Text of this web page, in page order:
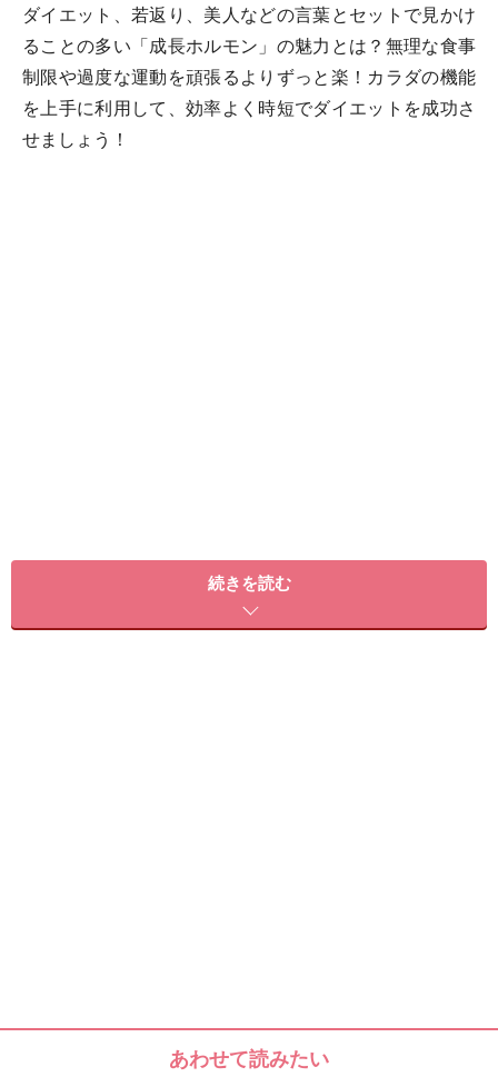
ダイエット、若返り、美人などの言葉とセットで見かけ
ることの多い「成長ホルモン」の魅力とは？無理な食事
制限や過度な運動を頑張るよりずっと楽！カラダの機能
を上手に利用して、効率よく時短でダイエットを成功さ
せましょう！
成長ホルモンはダイエットや美容効果を促進する働きがある
ルする役割もあり、それらの役割がダイエットや体型作
り、美容面に活用できると近年注目されるようになって
続きを読む
あわせて読みたい